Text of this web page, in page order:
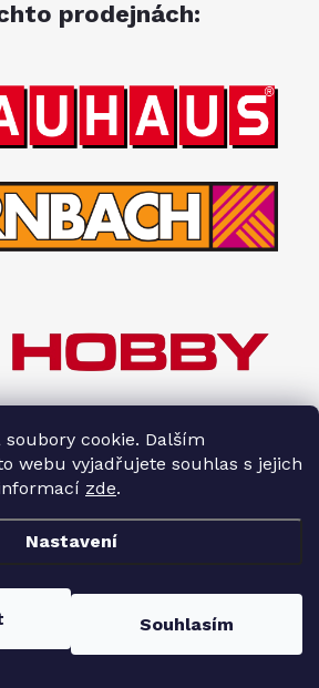
cookie. Dalším
webu vyjadřujete souhlas s jejich
zde.
Nastavení
Souhlasím
prodejnách:
HOPA. Všechna práva vyhrazena.